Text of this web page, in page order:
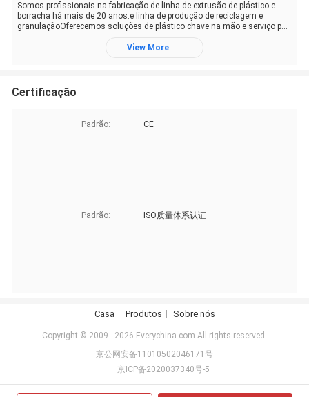
Somos profissionais na fabricação de linha de extrusão de plástico e
borracha há mais de 20 anos.e linha de produção de reciclagem e
granulaçãoOferecemos soluções de plástico chave na mão e serviço p...
View More
Certificação
Padrão: CE
Padrão: ISO质量体系认证
Casa Produtos Sobre nós
Copyright © 2009 - 2026 Everychina.com.All rights reserved.
京公网安备11010502046171号
京ICP备2020037340号-5